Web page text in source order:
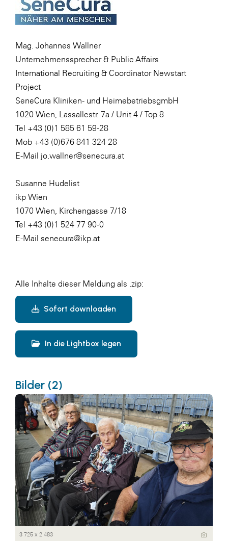
Mag. Johannes Wallner
Unternehmenssprecher & Public Affairs
International Recruiting & Coordinator Newstart
Project
SeneCura Kliniken- und HeimebetriebsgmbH
1020 Wien, Lassallestr. 7a / Unit 4 / Top 8
Tel +43 (0)1 585 61 59-28
Mob +43 (0)676 841 324 28
E-Mail jo.wallner@senecura.at
Susanne Hudelist
ikp Wien
1070 Wien, Kirchengasse 7/18
Tel +43 (0)1 524 77 90-0
E-Mail senecura@ikp.at
Alle Inhalte dieser Meldung als .zip:
Sofort downloaden
In die Lightbox legen
Bilder (2)
3 725 x 2 483